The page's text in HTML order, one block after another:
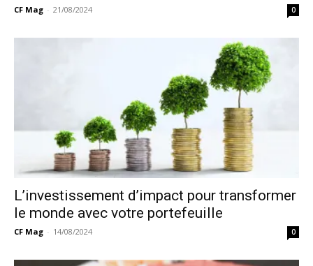
CF Mag - 21/08/2024 0
L’investissement d’impact pour transformer
le monde avec votre portefeuille
CF Mag - 14/08/2024 0